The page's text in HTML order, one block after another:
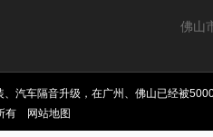
佛山
汽车隔音升级，在广州、佛山已经被
有
网站地图